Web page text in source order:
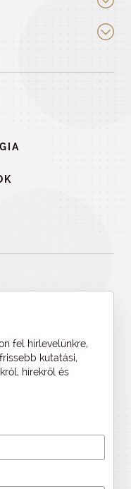
fel hírlevelünkre,
kutatási,
hírekről és